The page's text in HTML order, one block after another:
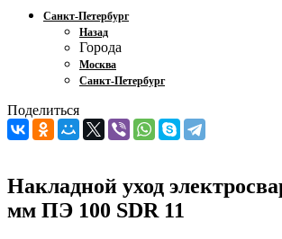
Санкт-Петербург
Назад
Города
Москва
Санкт-Петербург
Поделиться
Накладной уход
мм ПЭ 100 SDR 11